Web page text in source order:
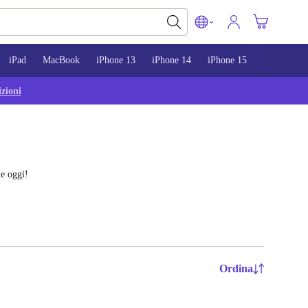
iPad MacBook iPhone 13 iPhone 14 iPhone 15
oggi!
Ordina